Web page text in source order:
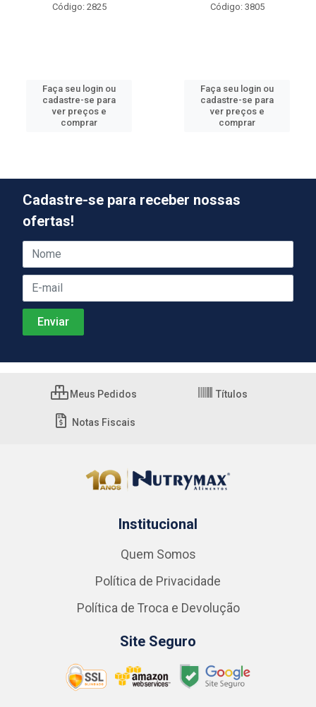
Código: 2825
Faça seu login ou
cadastre-se para
ver preços e
comprar
Código: 3805
Faça seu login ou
cadastre-se para
ver preços e
comprar
Cadastre-se para receber nossas
ofertas!
Meus Pedidos Títulos
Notas Fiscais
Institucional
Quem Somos
Política de Privacidade
Política de Troca e Devolução
Site Seguro